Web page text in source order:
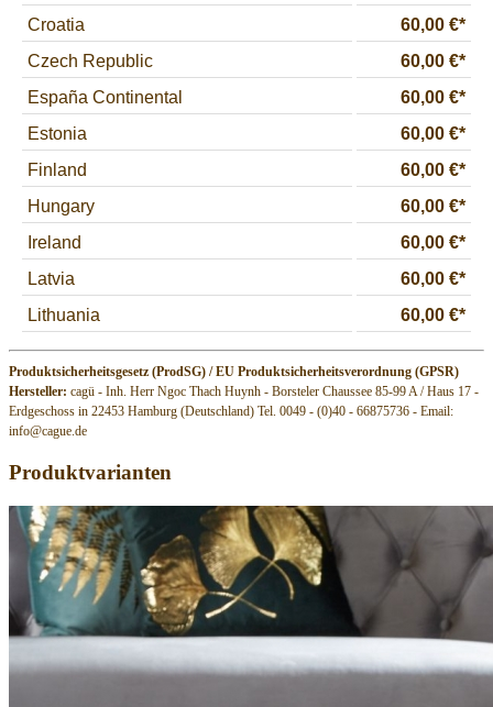
Produktsicherheitsgesetz (ProdSG) / EU Produktsicherheitsverordnung (GPSR)
Hersteller: cagü - Inh. Herr Ngoc Thach Huynh - Borsteler Chaussee 85-99 A / Haus 17 -
Erdgeschoss in 22453 Hamburg (Deutschland) Tel. 0049 - (0)40 - 66875736 - Email:
info@cague.de
Produktvarianten